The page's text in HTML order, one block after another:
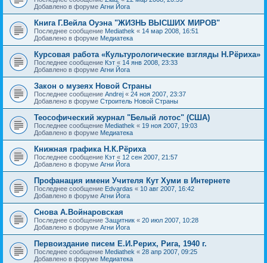
Добавлено в форуме Агни Йога
Книга Г.Вейла Оуэна "ЖИЗНЬ ВЫСШИХ МИРОВ"
Последнее сообщение Mediathek « 14 мар 2008, 16:51
Добавлено в форуме Медиатека
Курсовая работа «Культурологические взгляды Н.Рёриха»
Последнее сообщение Кэт « 14 янв 2008, 23:33
Добавлено в форуме Агни Йога
Закон о музеях Новой Страны
Последнее сообщение Andrej « 24 ноя 2007, 23:37
Добавлено в форуме Строитель Новой Страны
Теософический журнал "Белый лотос" (США)
Последнее сообщение Mediathek « 19 ноя 2007, 19:03
Добавлено в форуме Медиатека
Книжная графика Н.К.Рёриха
Последнее сообщение Кэт « 12 сен 2007, 21:57
Добавлено в форуме Агни Йога
Профанация имени Учителя Кут Хуми в Интернете
Последнее сообщение Edvardas « 10 авг 2007, 16:42
Добавлено в форуме Агни Йога
Снова А.Войнаровская
Последнее сообщение Защитник « 20 июл 2007, 10:28
Добавлено в форуме Агни Йога
Первоиздание писем Е.И.Рерих, Рига, 1940 г.
Последнее сообщение Mediathek « 28 апр 2007, 09:25
Добавлено в форуме Медиатека